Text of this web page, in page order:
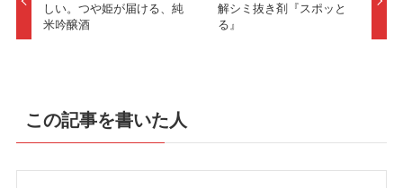
しい。つや姫が届ける、純
米吟醸酒
解シミ抜き剤『スポッと
る』
この記事を書いた人